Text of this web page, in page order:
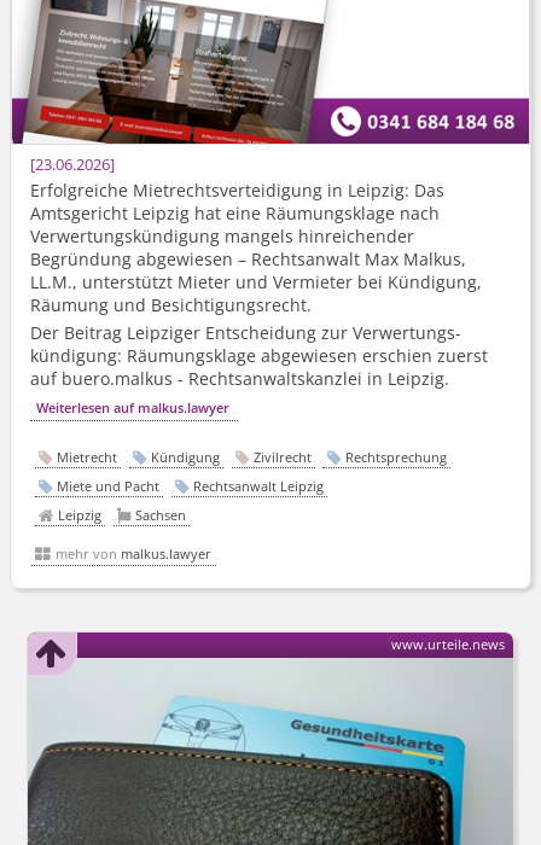
23.06.2026
Erfolgreiche Mietrechts­verteidigung in Leipzig: Das
Amtsgericht Leipzig hat eine Räumungsklage nach
Verwertungs­kündigung mangels hinreichender
Begründung abgewiesen – Rechtsanwalt Max Malkus,
LL.M., unterstützt Mieter und Vermieter bei Kündigung,
Räumung und Besichtigungsrecht.
Der Beitrag Leipziger Entscheidung zur Verwertungs­
kündigung: Räumungsklage abgewiesen erschien zuerst
auf buero.malkus - Rechtsanwalts­kanzlei in Leipzig.
Weiterlesen auf malkus.lawyer
Mietrecht Kündigung Zivilrecht
Rechtsprechung
Miete und Pacht
Rechtsanwalt Leipzig
Leipzig
Sachsen
mehr von malkus.lawyer
www.urteile.news